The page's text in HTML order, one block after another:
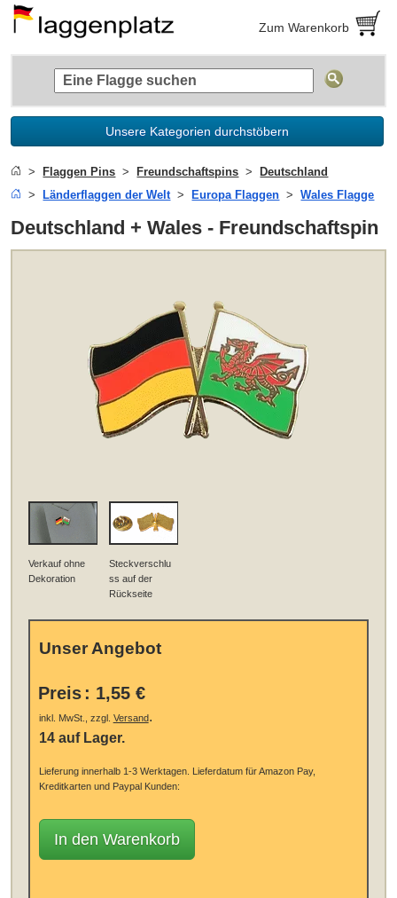
Zum Warenkorb
Unsere Kategorien durchstöbern
Flaggen Pins Freundschaftspins
Deutschland
Länderflaggen der Welt
Europa Flaggen Wales Flagge
Deutschland + Wales - Freundschaftspin
Verkauf ohne
Dekoration
Steckverschlu
ss auf der
Rückseite
Unser Angebot
Preis : 1,55 €
inkl. MwSt., zzgl. Versand.
14 auf Lager.
Lieferung innerhalb 1-3 Werktagen. Lieferdatum für Amazon Pay,
Kreditkarten und Paypal Kunden:
In den Warenkorb